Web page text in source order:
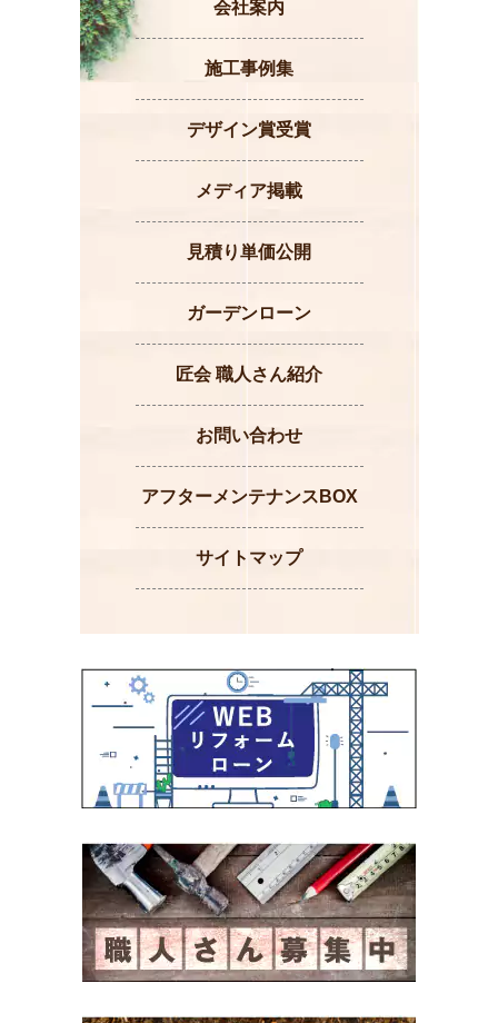
会社案内
施工事例集
デザイン賞受賞
メディア掲載
見積り単価公開
ガーデンローン
匠会 職人さん紹介
お問い合わせ
アフターメンテナンスBOX
サイトマップ